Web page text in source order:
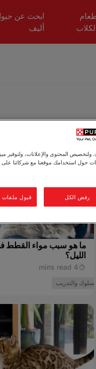
ابحث عن
أليف
ما هو سبب مواء القطط
الليل؟
4 mins read
السلوك والتدريب
المحتوى والإعلانات، ولتوفير
حول استخدامك موقعنا مع شركائنا
رفض الكل قبول ملفات